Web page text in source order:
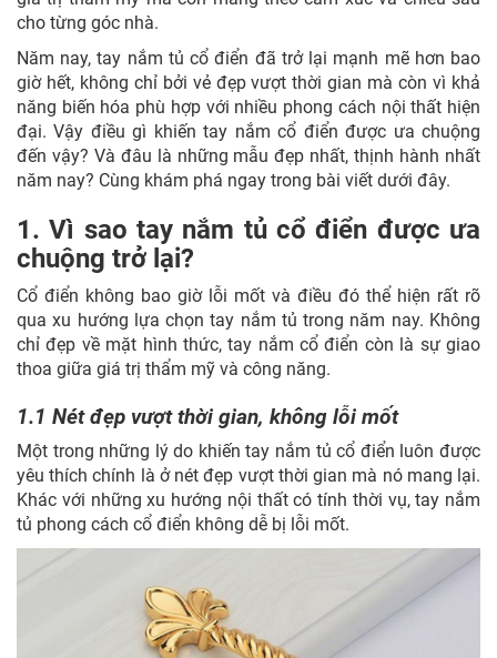
cho từng góc nhà.
Năm nay, tay nắm tủ cổ điển đã trở lại mạnh mẽ hơn bao
giờ hết, không chỉ bởi vẻ đẹp vượt thời gian mà còn vì khả
năng biến hóa phù hợp với nhiều phong cách nội thất hiện
đại. Vậy điều gì khiến tay nắm cổ điển được ưa chuộng
đến vậy? Và đâu là những mẫu đẹp nhất, thịnh hành nhất
năm nay? Cùng khám phá ngay trong bài viết dưới đây.
1. Vì sao tay nắm tủ cổ điển được ưa
chuộng trở lại?
Cổ điển không bao giờ lỗi mốt và điều đó thể hiện rất rõ
qua xu hướng lựa chọn tay nắm tủ trong năm nay. Không
chỉ đẹp về mặt hình thức, tay nắm cổ điển còn là sự giao
thoa giữa giá trị thẩm mỹ và công năng.
1.1 Nét đẹp vượt thời gian, không lỗi mốt
Một trong những lý do khiến tay nắm tủ cổ điển luôn được
yêu thích chính là ở nét đẹp vượt thời gian mà nó mang lại.
Khác với những xu hướng nội thất có tính thời vụ, tay nắm
tủ phong cách cổ điển không dễ bị lỗi mốt.